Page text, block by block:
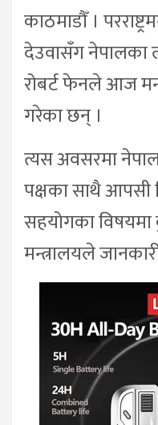
काठमाडौँ ।
देउवासँग नेपालका
रोबर्ट फेनले आज
गरेका छन् ।
त्यस अवसरमा
पक्षका साथै आपसी
सहयोगका विषयमा
मन्त्रालयले